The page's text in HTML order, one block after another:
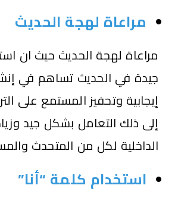
مراعاة لهجة الحديث
مراعاة لهجة الحديث حيث ان
جيدة في الحديث تساهم في
إيجابية وتحفيز المستمع على
إلى ذلك التعامل بشكل جيد
الداخلية لكل من المتحدث
استخدام كلمة “أنا”